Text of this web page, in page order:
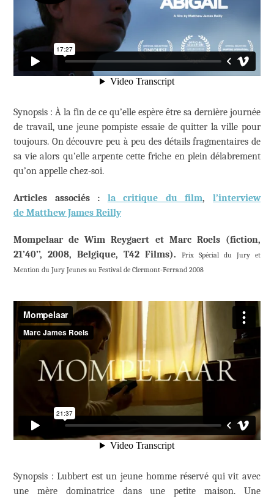
Synopsis : À la fin de ce qu’elle espère être sa dernière journée
de travail, une jeune pompiste essaie de quitter la ville pour
toujours. On découvre peu à peu des détails fragmentaires de
sa vie alors qu’elle arpente cette friche en plein délabrement
qu’on appelle chez-soi.
Articles associés : la critique du film,l’interview
de Matthew James Reilly
Mompelaar de Wim Reygaert et Marc Roels (fiction,
21’40’’, 2008, Belgique, T42 Films).
Prix Spécial du Jury et
Mention du Jury Jeunes au Festival de Clermont-Ferrand 2008
Synopsis : Lubbert est un jeune homme réservé qui vit avec
une mère dominatrice dans une petite maison. Une